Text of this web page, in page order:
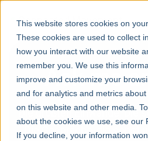
This website stores cookies on
These cookies are used to collect
how you interact with our website
remember you. We use this
improve and customize your
and for analytics and metrics
on this website and other media.
about the cookies we use, see our
If you decline, your information
Ask me
Die größten Einwände. Die
Die Gespräche, die sonst